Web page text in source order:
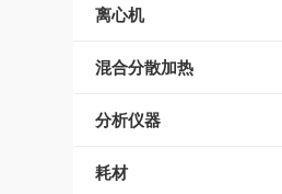
离心机
混合分散加热
分析仪器
耗材